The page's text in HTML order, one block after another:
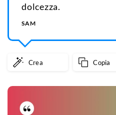
dolcezza.
SAM
Crea Copia